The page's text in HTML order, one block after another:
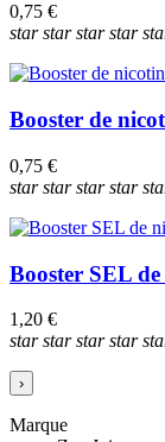
0,75 €
starstarstarstar
Booster de
0,75 €
starstarstarstar
Booster SEL
1,20 €
starstarstarstar
›
Marque